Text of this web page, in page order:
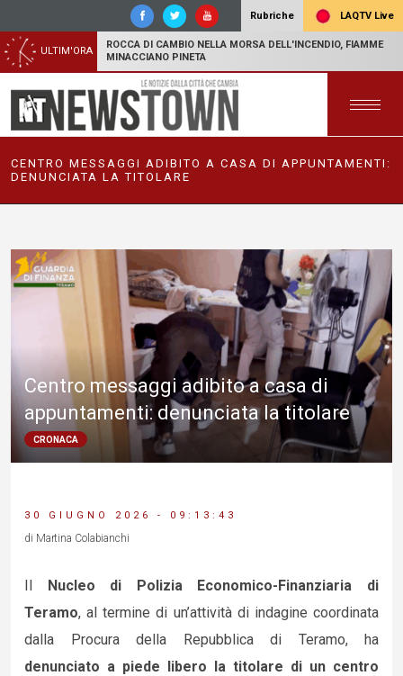
Rubriche LAQTV Live
ULTIM'ORA
ROCCA DI CAMBIO NELLA MORSA DELL'INCENDIO, FIAMME
MINACCIANO PINETA
CENTRO MESSAGGI ADIBITO A CASA DI APPUNTAMENTI:
DENUNCIATA LA TITOLARE
Centro messaggi adibito a casa di
appuntamenti: denunciata la titolare
CRONACA
30 GIUGNO 2026 - 09:13:43
di Martina Colabianchi
Il Nucleo di Polizia Economico-Finanziaria di
Teramo, al termine di un’attività di indagine coordinata
dalla Procura della Repubblica di Teramo, ha
denunciato a piede libero la titolare di un centro